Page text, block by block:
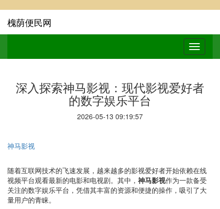
槐荫便民网
深入探索神马影视：现代影视爱好者
的数字娱乐平台
2026-05-13 09:19:57
神马影视
随着互联网技术的飞速发展，越来越多的影视爱好者开始依赖在线
视频平台观看最新的电影和电视剧。其中， 神马影视作为一款备受
关注的数字娱乐平台，凭借其丰富的资源和便捷的操作，吸引了大
量用户的青睐。